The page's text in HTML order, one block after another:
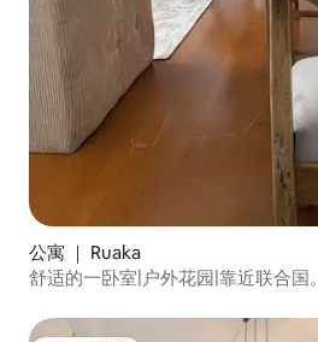
公寓 ｜ Ruaka
舒适的一卧室|户外花园|靠近联合国。